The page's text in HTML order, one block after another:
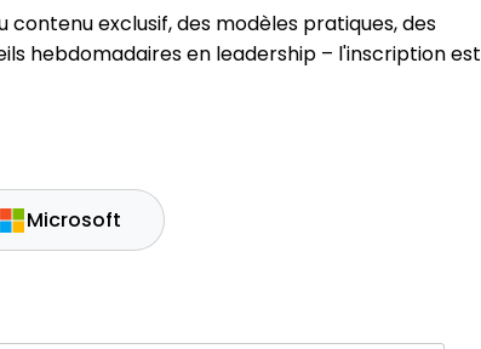
contenu exclusif, des modèles pratiques, des
hebdomadaires en leadership – l'inscription est
Microsoft